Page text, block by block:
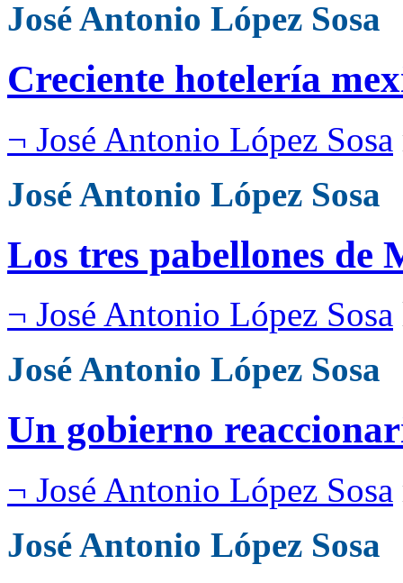
José Antonio López Sosa
Creciente hotelería
¬ José Antonio López Sosa
José Antonio López Sosa
Los tres pabellones de
¬ José Antonio López Sosa
José Antonio López Sosa
Un gobierno
¬ José Antonio López Sosa
José Antonio López Sosa